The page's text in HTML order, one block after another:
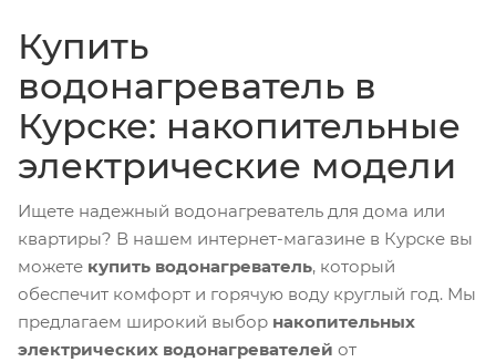
Купить
водонагреватель в
Курске: накопительные
электрические модели
Ищете надежный водонагреватель для дома или
квартиры? В нашем интернет-магазине в Курске вы
можете купить водонагреватель, который
обеспечит комфорт и горячую воду круглый год. Мы
предлагаем широкий выбор накопительных
электрических водонагревателей от